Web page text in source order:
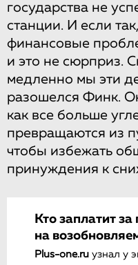
государства не
станции. И если
финансовые
и это не сюрприз.
медленно мы эти
разошелся Финк.
как все больше
превращаются из
чтобы избежать
принуждения к
Кто заплатит
на
Plus-one.ru узнал у